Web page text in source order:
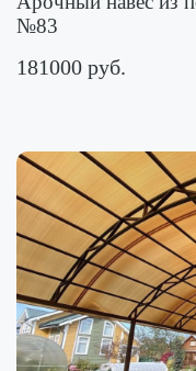
№83
181000 руб.